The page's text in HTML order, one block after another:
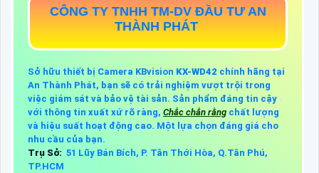
CÔNG TY TNHH TM-DV ĐẦU TƯ AN
THÀNH PHÁT
Sở hữu thiết bị Camera KBvision KX-WD42 chính hãng tại
An Thành Phát, bạn sẽ có trải nghiệm vượt trội trong
việc giám sát và bảo vệ tài sản. Sản phẩm đáng tin cậy
với thông tin xuất xứ rõ ràng, Chắc chắn rằng chất lượng
và hiệu suất hoạt động cao. Một lựa chọn đáng giá cho
nhu cầu của bạn.
Trụ Sở: 51 Lũy Bán Bích, P. Tân Thới Hòa, Q.Tân Phú,
TP.HCM